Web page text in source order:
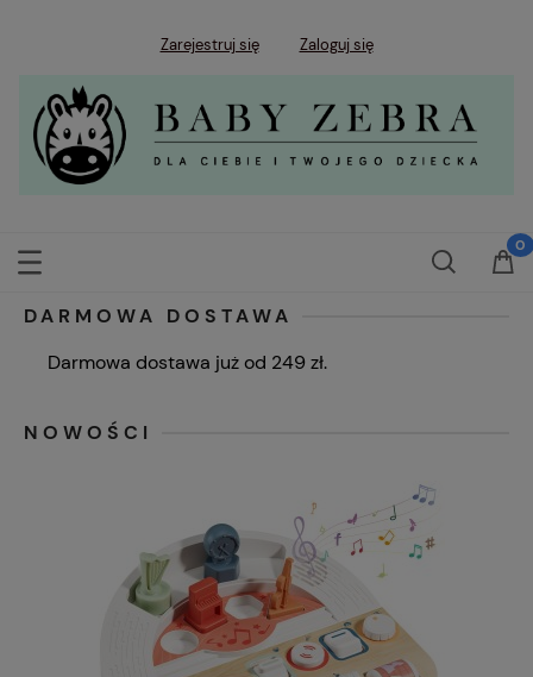
Zarejestruj się Zaloguj się
DARMOWA DOSTAWA
Darmowa dostawa już od 249 zł.
NOWOŚCI